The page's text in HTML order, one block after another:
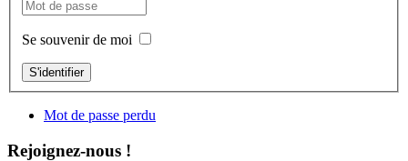
Se souvenir de moi
S'identifier
Mot de passe perdu
Rejoignez-nous !